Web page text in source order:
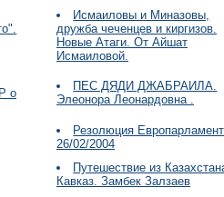
Исмаиловы и Миназовы,
дружба чеченцев и киргизов.
Новые Атаги. От Айшат
Исмаиловой.
о
ПЕС ДЯДИ ДЖАБРАИЛА.
Элеонора Леонардовна .
Резолюция
26/02/2004
Путешествие из
Кавказ. Замбек Залзаев